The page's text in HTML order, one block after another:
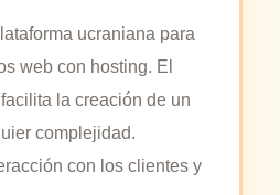
ucraniana para
web con hosting. El
la creación de un
complejidad.
con los clientes y